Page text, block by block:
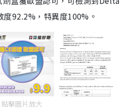
92.2%，特異度100%。
點擊圖片放大